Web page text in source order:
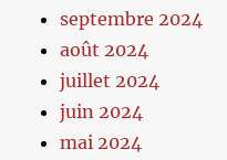
septembre 2024
août 2024
juillet 2024
juin 2024
mai 2024